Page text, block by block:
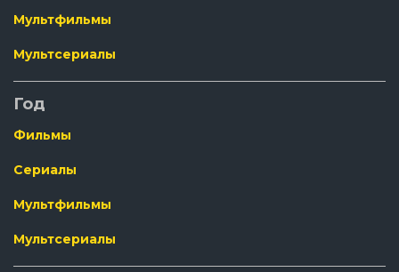
Мультфильмы
Мультсериалы
Год
Фильмы
Сериалы
Мультфильмы
Мультсериалы